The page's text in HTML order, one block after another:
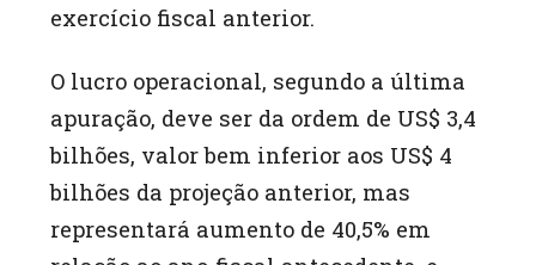
exercício fiscal anterior.
O lucro operacional, segundo a última
apuração, deve ser da ordem de US$ 3,4
bilhões, valor bem inferior aos US$ 4
bilhões da projeção anterior, mas
representará aumento de 40,5% em